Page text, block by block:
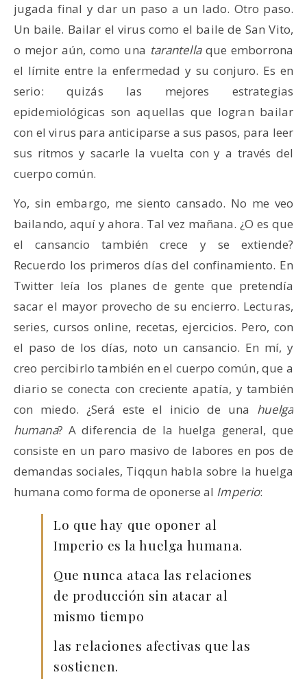
jugada final y dar un paso a un lado. Otro paso.
Un baile. Bailar el virus como el baile de San Vito,
o mejor aún, como una tarantellaque emborrona
el límite entre la enfermedad y su conjuro. Es en
serio: quizás las mejores estrategias
epidemiológicas son aquellas que logran bailar
con el virus para anticiparse a sus pasos, para leer
sus ritmos y sacarle la vuelta con y a través del
cuerpo común.
Yo, sin embargo, me siento cansado. No me veo
bailando, aquí y ahora. Tal vez mañana. ¿O es que
el cansancio también crece y se extiende?
Recuerdo los primeros días del confinamiento. En
Twitter leía los planes de gente que pretendía
sacar el mayor provecho de su encierro. Lecturas,
series, cursos online, recetas, ejercicios. Pero, con
el paso de los días, noto un cansancio. En mí, y
creo percibirlo también en el cuerpo común, que a
diario se conecta con creciente apatía, y también
con miedo. ¿Será este el inicio de una huelga
humana? A diferencia de la huelga general, que
consiste en un paro masivo de labores en pos de
demandas sociales, Tiqqun habla sobre la huelga
humana como forma de oponerse al Imperio:
Lo que hay que oponer al
Imperio es la huelga humana.
Que nunca ataca las relaciones
de producción sin atacar al
mismo tiempo
las relaciones afectivas que las
sostienen.